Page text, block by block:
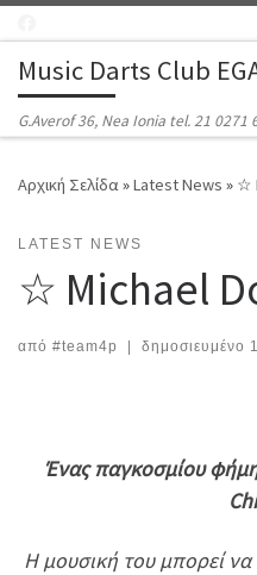
Music Darts Club
G.Averof 36, Nea Ionia tel. 21 0271
Αρχική Σελίδα»Latest News » ☆
LATEST NEWS
☆ Michael
από #team4p δημοσιευμένο
Ένας παγκοσμίου
H μουσική του μπορεί